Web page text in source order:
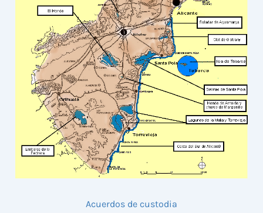
Acuerdos de custodia